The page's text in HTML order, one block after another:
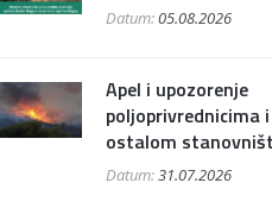
Datum:05.08.2026
Apel i upozorenje
poljoprivrednicima i
ostalom
Datum:31.07.2026